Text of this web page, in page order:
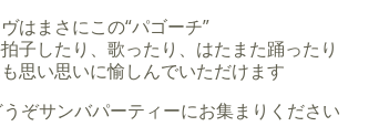
はまさにこの“パゴーチ”
子したり、歌ったり、はたまた踊ったり
思い思いに愉しんでいただけます
ぞサンバパーティーにお集まりください